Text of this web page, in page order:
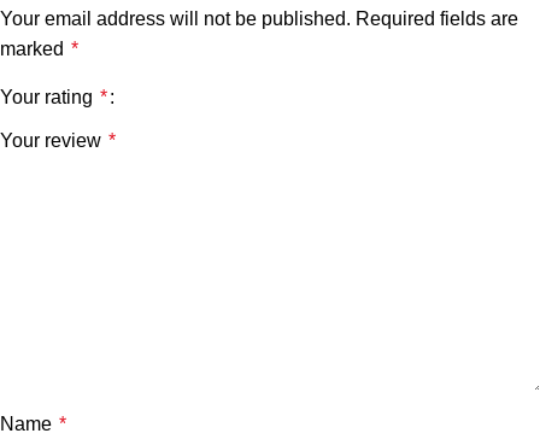
Your email address will not be published. Required fields are
marked *
Your rating *
Your review *
Name *